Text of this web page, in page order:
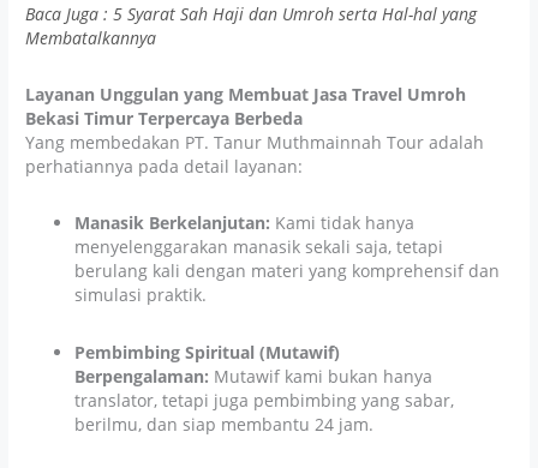
Baca Juga : 5 Syarat Sah Haji dan Umroh serta Hal-hal yang
Membatalkannya
Layanan Unggulan yang Membuat Jasa Travel Umroh
Bekasi Timur Terpercaya Berbeda
Yang membedakan PT. Tanur Muthmainnah Tour adalah
perhatiannya pada detail layanan:
Manasik Berkelanjutan: Kami tidak hanya
menyelenggarakan manasik sekali saja, tetapi
berulang kali dengan materi yang komprehensif dan
simulasi praktik.
Pembimbing Spiritual (Mutawif)
Berpengalaman: Mutawif kami bukan hanya
translator, tetapi juga pembimbing yang sabar,
berilmu, dan siap membantu 24 jam.